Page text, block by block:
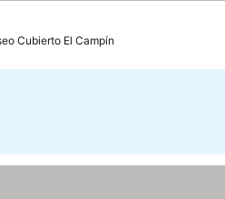
Cubierto El Campín